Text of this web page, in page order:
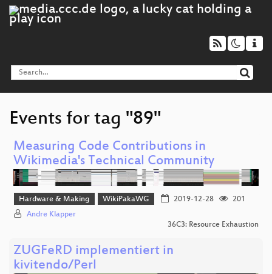
Events for tag "89"
Measuring Code Contributions in
Wikimedia's Technical Community
Hardware & Making WikiPakaWG 2019-12-28
201
Andre Klapper
36C3: Resource Exhaustion
ZUGFeRD implementiert in
kivitendo/Perl